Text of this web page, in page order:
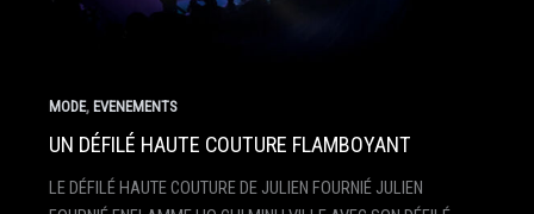
MODE, EVENEMENTS
UN DÉFILÉ HAUTE COUTURE FLAMBOYANT
LE DÉFILÉ HAUTE COUTURE DE JULIEN FOURNIÉ JULIEN